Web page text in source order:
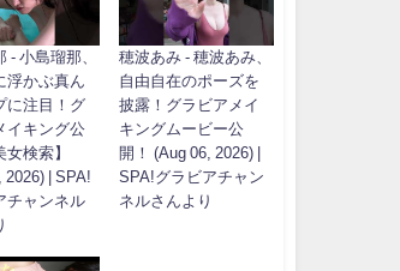
- 小島瑠那、
浮かぶ真ん
に注目！グ
イキング公
女検索】
2026) | SPA!
チャンネル
穂波あみ - 穂波あみ、
自由自在のポーズを
披露！グラビアメイ
キングムービー公
開！ (Aug 06, 2026) |
SPA!グラビアチャン
ネルさんより